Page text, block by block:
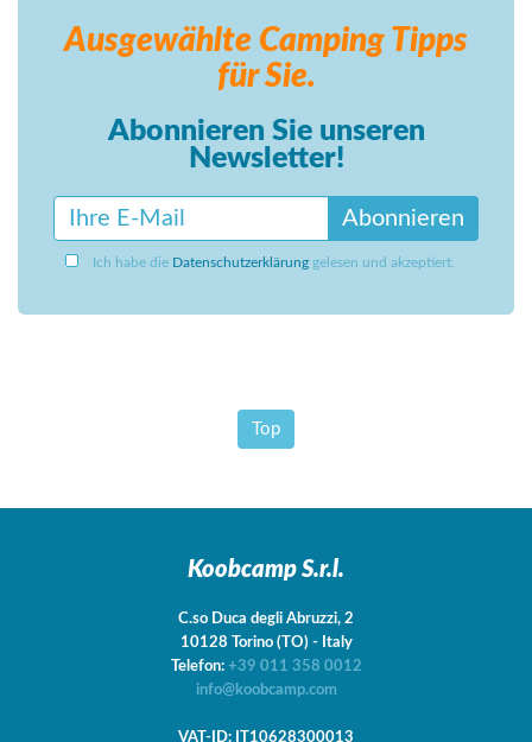
Ausgewählte Camping Tipps
für Sie.
Abonnieren Sie unseren
Newsletter!
Abonnieren
Ich habe die Datenschutzerklärung gelesen und akzeptiert.
Top
Koobcamp S.r.l.
C.so Duca degli Abruzzi, 2
10128
Torino (TO) - Italy
Telefon: +39 011 358 0012
info@koobcamp.com
VAT-ID: IT10628300013